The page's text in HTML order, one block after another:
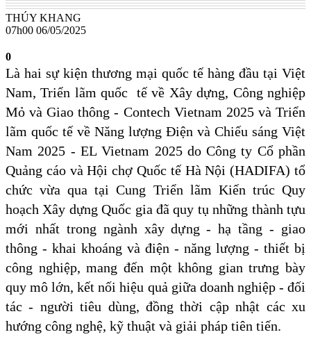
THÚY KHANG
07h00 06/05/2025
0
Là hai sự kiện thương mại quốc tế hàng đầu tại Việt
Nam, Triển lãm quốc tế về Xây dựng, Công nghiệp
Mỏ và Giao thông - Contech Vietnam 2025 và Triển
lãm quốc tế về Năng lượng Điện và Chiếu sáng Việt
Nam 2025 - EL Vietnam 2025 do Công ty Cổ phần
Quảng cáo và Hội chợ Quốc tế Hà Nội (HADIFA) tổ
chức vừa qua tại Cung Triển lãm Kiến trúc Quy
hoạch Xây dựng Quốc gia đã quy tụ những thành tựu
mới nhất trong ngành xây dựng - hạ tầng - giao
thông - khai khoáng và điện - năng lượng - thiết bị
công nghiệp, mang đến một không gian trưng bày
quy mô lớn, kết nối hiệu quả giữa doanh nghiệp - đối
tác - người tiêu dùng, đồng thời cập nhật các xu
hướng công nghệ, kỹ thuật và giải pháp tiên tiến.